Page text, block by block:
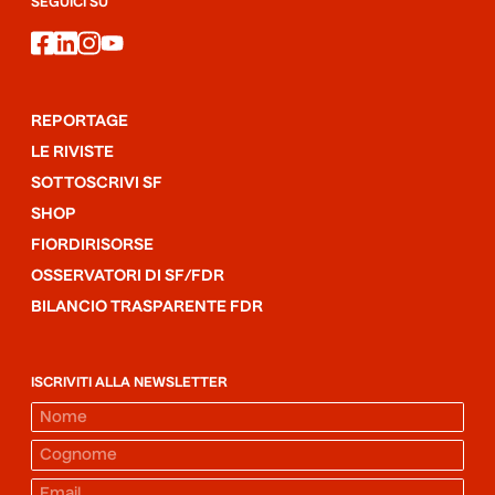
SEGUICI SU
facebook
linkedin
instagram
youtube
REPORTAGE
LE RIVISTE
SOTTOSCRIVI SF
SHOP
FIORDIRISORSE
OSSERVATORI DI SF/FDR
BILANCIO TRASPARENTE FDR
ISCRIVITI ALLA NEWSLETTER